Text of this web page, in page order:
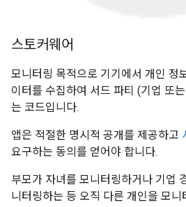
스토커웨어
모니터링 목적으로 기기에서 개인 정
이터를 수집하여 서드 파티 (기업 또
는 코드입니다.
앱은 적절한 명시적 공개를 제공하고
요구하는 동의를 얻어야 합니다.
부모가 자녀를 모니터링하거나 기업
니터링하는 등 오직 다른 개인을 모